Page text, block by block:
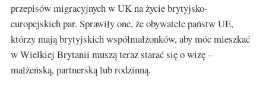
przepisów migracyjnych w UK na życie brytyjsko-
europejskich par. Sprawiły one, że obywatele państw UE,
którzy mają brytyjskich współmałżonków, aby móc mieszkać
w Wielkiej Brytanii muszą teraz starać się o wizę –
małżeńską, partnerską lub rodzinną.